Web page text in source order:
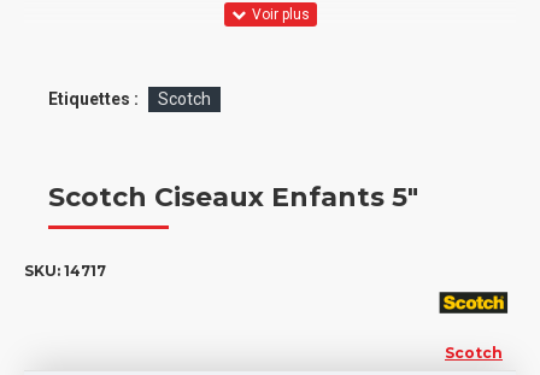
Etiquettes : Scotch
Scotch Ciseaux Enfants 5"
SKU: 14717
Scotch